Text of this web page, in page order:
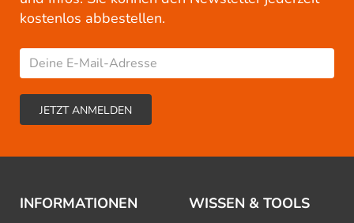
kostenlos abbestellen.
INFORMATIONEN WISSEN & TOOLS